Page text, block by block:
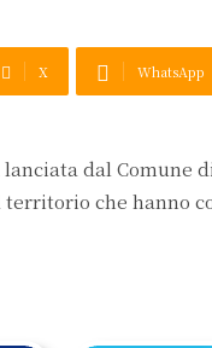
X WhatsApp
dal Comune
territorio che hanno